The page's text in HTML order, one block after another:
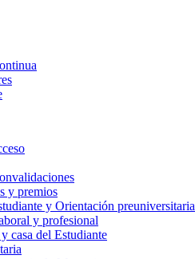
y premios
y Orientación preuniversitaria
y profesional
casa del Estudiante